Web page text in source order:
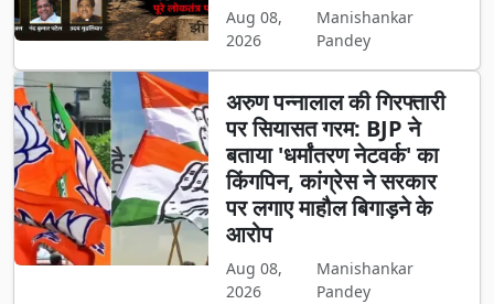
Aug 08,
2026
Manishankar
Pandey
अरुण पन्नालाल की गिरफ्तारी
पर सियासत गरम: BJP ने
बताया 'धर्मांतरण नेटवर्क' का
किंगपिन, कांग्रेस ने सरकार
पर लगाए माहौल बिगाड़ने के
आरोप
Aug 08,
2026
Manishankar
Pandey